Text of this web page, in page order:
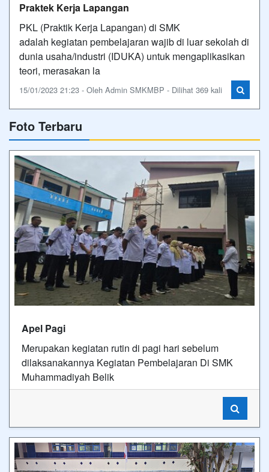
Praktek Kerja Lapangan
PKL (Praktik Kerja Lapangan) di SMK
adalah kegiatan pembelajaran wajib di luar sekolah di
dunia usaha/industri (IDUKA) untuk mengaplikasikan
teori, merasakan la
15/01/2023 21:23 - Oleh Admin SMKMBP - Dilihat 369 kali
Foto Terbaru
Apel Pagi
Merupakan kegiatan rutin di pagi hari sebelum
dilaksanakannya Kegiatan Pembelajaran Di SMK
Muhammadiyah Belik